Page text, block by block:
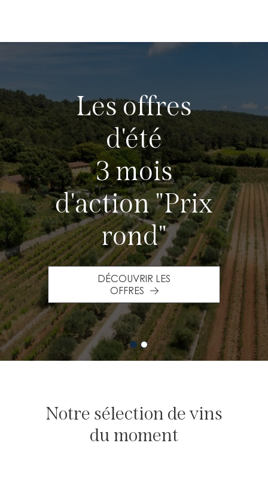
Pirard
Les offres
d'été
3 mois
d'action "Prix
rond"
DÉCOUVRIR LES
OFFRES
Notre sélection de vins
du moment